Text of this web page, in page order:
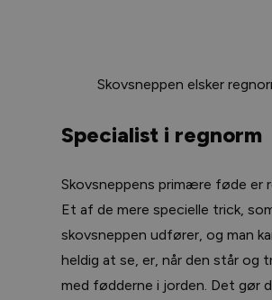
Skovsneppen elsker
Specialist i regnorm
Skovsneppens primære føde er
Et af de mere specielle trick,
skovsneppen udfører, og man
heldig at se, er, når den står og
med fødderne i jorden. Det gør